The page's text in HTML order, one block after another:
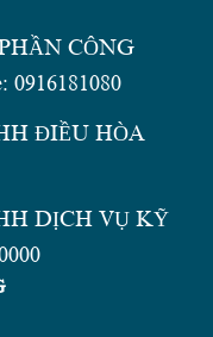
CÔNG
ĐIỀU HÒA
DỊCH VỤ KỸ